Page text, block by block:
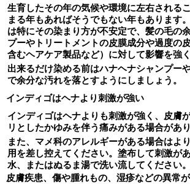
生育したその年の気候や環境に左右される
まる年もあればそうでもない年もあります
は特にその染まり方が不安定で、 髪の毛の
プーやトリートメントの皮膜成分や過度の
含むヘアケア製品など）に対して影響を強く
出来るだけ染める前はハナヘナシャンプー
で余分な汚れを落とすようにしましょう。
インディゴはヘナより刺激が強い
インディゴはヘナよりも刺激が強く、皮膚
リとしたかゆみを伴う痛みがある場合があり
また、マメ科のアレルギーがある場合はよ
用を差し控えてください。塗布して刺激が
水、またはぬるま湯で洗い流してください。
皮膚疾患、傷や腫れもの、湿疹などの異常